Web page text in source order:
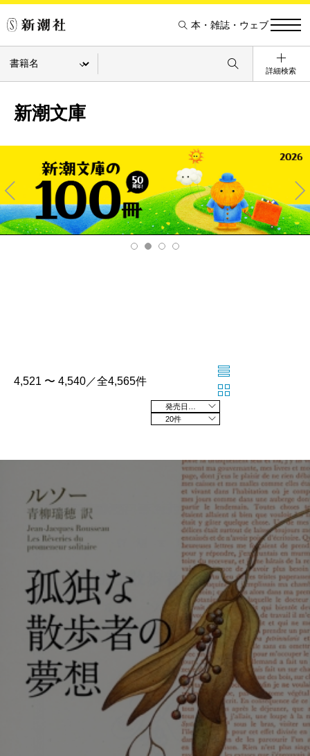
本・雑誌・ウェブ
詳細検索
新潮文庫
Pre
v
Ne
xt
4,521 〜 4,540／全4,565件
20件